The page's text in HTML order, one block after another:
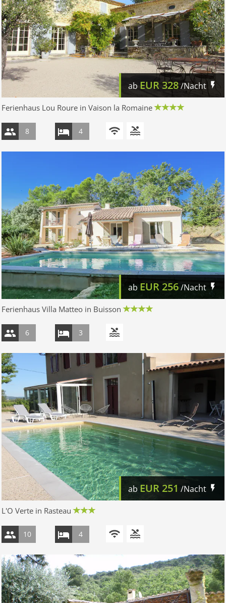
ab EUR328/Nacht
Ferienhaus Lou Roure in Vaison la Romaine
8 4
ab EUR256/Nacht
Ferienhaus Villa Matteo in Buisson
6 3
ab EUR 251 /Nacht
L'O Verte in Rasteau
10 4